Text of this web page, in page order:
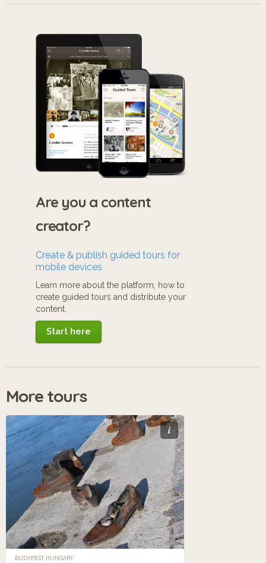
Are you a content
creator?
Create & publish guided tours for
mobile devices
Learn more about the platform, how to
create guided tours and distribute your
content.
Start here
More tours
i
BUDAPEST, HUNGARY